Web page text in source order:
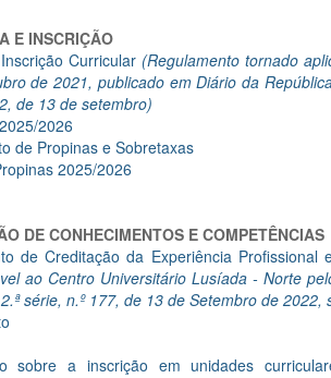
E INSCRIÇÃO
Curricular (Regulamento tornado
de 2021, publicado em Diário da
de 13 de setembro)
2026
de Propinas e Sobretaxas
2025/2026
DE CONHECIMENTOS E COMPETÊNCIAS
de Creditação da Experiência
ao Centro Universitário Lusíada - Norte
série, n.º 177, de 13 de Setembro de
sobre a inscrição em unidades